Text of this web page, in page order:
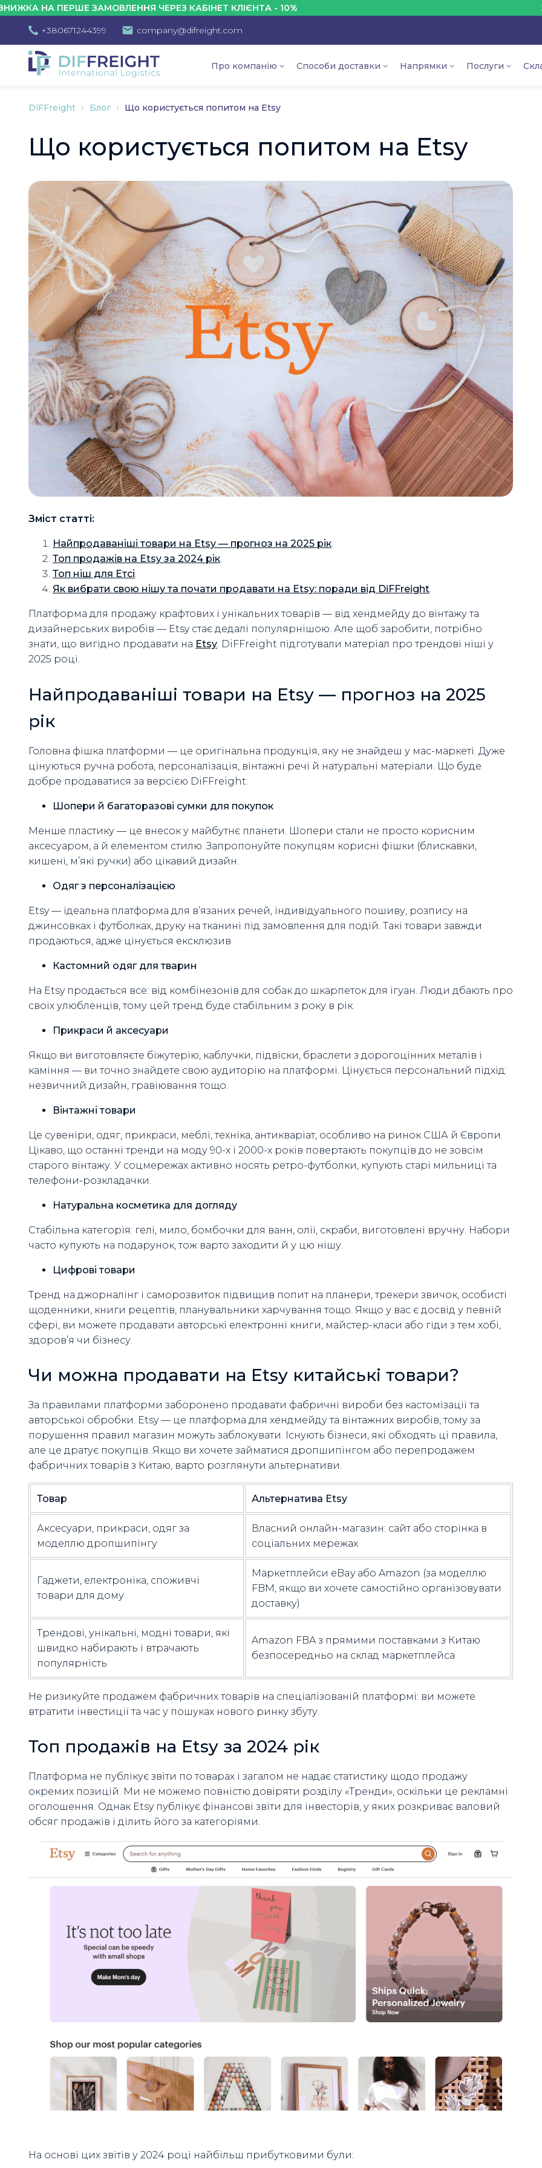
ПЕРШЕ ЗАМОВЛЕННЯ ЧЕРЕЗ КАБІНЕТ КЛІЄНТА - 10%
+380671244399 company@difreight.com
Про компанію Способи доставки Напрямки Послуги
DiFFreight Блог Що користується попитом на Etsy
Що користується попитом на Etsy
Зміст статті:
Найпродаваніші товари на Etsy — прогноз на 2025 рік.
Топ продажів на Etsy за 2024 рік.
Топ ніш для Етсі.
Як вибрати свою нішу та почати продавати на Etsy: поради від DiFFreight.
Платформа для продажу крафтових і унікальних товарів — від хендмейду до вінтажу та
дизайнерських виробів — Etsy стає дедалі популярнішою. Але щоб заробити, потрібно
знати, що вигідно продавати на Etsy. DiFFreight підготували матеріал про трендові ніші у
2025 році.
Найпродаваніші товари на Etsy — прогноз на 2025
рік
Головна фішка платформи — це оригінальна продукція, яку не знайдеш у мас-маркеті. Дуже
цінуються ручна робота, персоналізація, вінтажні речі й натуральні матеріали. Що буде
добре продаватися за версією DiFFreight:
Шопери й багаторазові сумки для покупок
Менше пластику — це внесок у майбутнє планети. Шопери стали не просто корисним
аксесуаром, а й елементом стилю. Запропонуйте покупцям корисні фішки (блискавки,
кишені, м’які ручки) або цікавий дизайн.
Одяг з персоналізацією
Etsy — ідеальна платформа для в’язаних речей, індивідуального пошиву, розпису на
джинсовках і футболках, друку на тканині під замовлення для подій. Такі товари завжди
продаються, адже цінується ексклюзив.
Кастомний одяг для тварин
На Etsy продається все: від комбінезонів для собак до шкарпеток для ігуан. Люди дбають про
своїх улюбленців, тому цей тренд буде стабільним з року в рік.
Прикраси й аксесуари
Якщо ви виготовляєте біжутерію, каблучки, підвіски, браслети з дорогоцінних металів і
каміння — ви точно знайдете свою аудиторію на платформі. Цінується персональний підхід:
незвичний дизайн, гравіювання тощо.
Вінтажні товари
Це сувеніри, одяг, прикраси, меблі, техніка, антикваріат, особливо на ринок США й Європи.
Цікаво, що останні тренди на моду 90-х і 2000-х років повертають покупців до не зовсім
старого вінтажу. У соцмережах активно носять ретро-футболки, купують старі мильниці та
телефони-розкладачки.
Натуральна косметика для догляду
Стабільна категорія: гелі, мило, бомбочки для ванн, олії, скраби, виготовлені вручну. Набори
часто купують на подарунок, тож варто заходити й у цю нішу.
Цифрові товари
Тренд на джорналінг і саморозвиток підвищив попит на планери, трекери звичок, особисті
щоденники, книги рецептів, планувальники харчування тощо. Якщо у вас є досвід у певній
сфері, ви можете продавати авторські електронні книги, майстер-класи або гіди з тем хобі,
здоров’я чи бізнесу.
Чи можна продавати на Etsy китайські товари?
За правилами платформи заборонено продавати фабричні вироби без кастомізації та
авторської обробки. Etsy — це платформа для хендмейду та вінтажних виробів, тому за
порушення правил магазин можуть заблокувати. Існують бізнеси, які обходять ці правила,
але це дратує покупців. Якщо ви хочете займатися дропшипінгом або перепродажем
фабричних товарів з Китаю, варто розглянути альтернативи.
Товар Альтернатива Etsy
Аксесуари, прикраси, одяг за
моделлю дропшипінгу
Власний онлайн-магазин: сайт або сторінка в
соціальних мережах
Гаджети, електроніка, споживчі
товари для дому
Маркетплейси eBay або Amazon (за моделлю
FBM, якщо ви хочете самостійно організовувати
доставку)
Трендові, унікальні, модні товари, які
швидко набирають і втрачають
популярність
Amazon FBA з прямими поставками з Китаю
безпосередньо на склад маркетплейса
Не ризикуйте продажем фабричних товарів на спеціалізованій платформі: ви можете
втратити інвестиції та час у пошуках нового ринку збуту.
Топ продажів на Etsy за 2024 рік
Платформа не публікує звіти по товарах і загалом не надає статистику щодо продажу
окремих позицій. Ми не можемо повністю довіряти розділу «Тренди», оскільки це рекламні
оголошення. Однак Etsy публікує фінансові звіти для інвесторів, у яких розкриває валовий
обсяг продажів і ділить його за категоріями.
На основі цих звітів у 2024 році найбільш прибутковими були: